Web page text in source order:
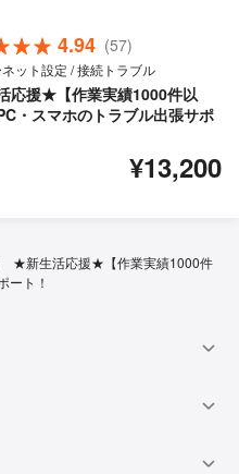
4.94 (57)
ット設定 / 接続トラブル
応援★【作業実績1000件以
・スマホのトラブル出張サポ
¥13,200
★新生活応援★【作業実績1000件
ート！